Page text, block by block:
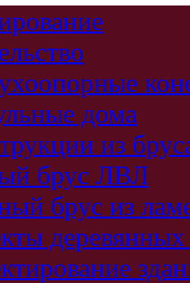
дома
из
брус ЛВЛ
брус из